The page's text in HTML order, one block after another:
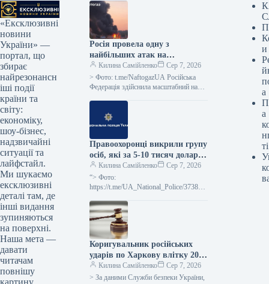
«Ексклюзивні
новини
України» —
портал, що
збирає
найрезонансн
іші події
країни та
світу:
економіку,
шоу-бізнес,
надзвичайні
ситуації та
лайфстайл.
Ми шукаємо
ексклюзивні
деталі там, де
інші видання
зупиняються
на поверхні.
Наша мета —
давати
читачам
повнішу
Росія провела одну з
найбільших атак на
“Укрнафту”, пошкодивши 7
об’єктів видобутку
Килина Самійленко
Сер 7, 2026
> Фото: t.me/NaftogazUA Російська
Федерація здійснила масштабний напад
в нічний…
Правоохоронці викрили групу
осіб, які за 5-10 тисяч доларів
сприяли
військовослужбовцям у
самовільному залишенні
Килина Самійленко
Сер 7, 2026
“> Фото:
https://t.me/UA_National_Police/37380
правоохоронці затримали групу осіб,
котрі за 5-10 тисяч доларів США
сприяли щонайменше шістьом
Коригувальник російських
ударів по Харкову влітку 2023
року засуджений до 15 років
позбавлення волі – СБУ
Килина Самійленко
Сер 7, 2026
> За даними Служби безпеки України,
и
а
а
ті